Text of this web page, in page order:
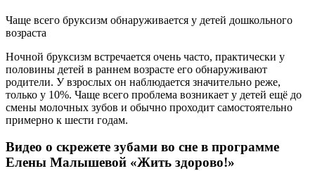
Чаще всего бруксизм обнаруживается у детей дошкольного
возраста
Ночной бруксизм встречается очень часто, практически у
половины детей в раннем возрасте его обнаруживают
родители. У взрослых он наблюдается значительно реже,
только у 10%. Чаще всего проблема возникает у детей ещё до
смены молочных зубов и обычно проходит самостоятельно
примерно к шести годам.
Видео о скрежете зубами во сне в программе
Елены Малышевой «Жить здорово!»